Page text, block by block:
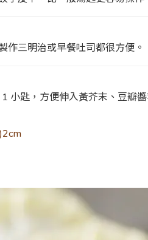
作三明治或早餐吐司都很方便。
小匙，方便伸入黃芥末、豆瓣